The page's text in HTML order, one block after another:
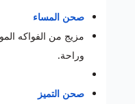
صحن المساء
مزيج من الفواكه
وراحة.
صحن التميز